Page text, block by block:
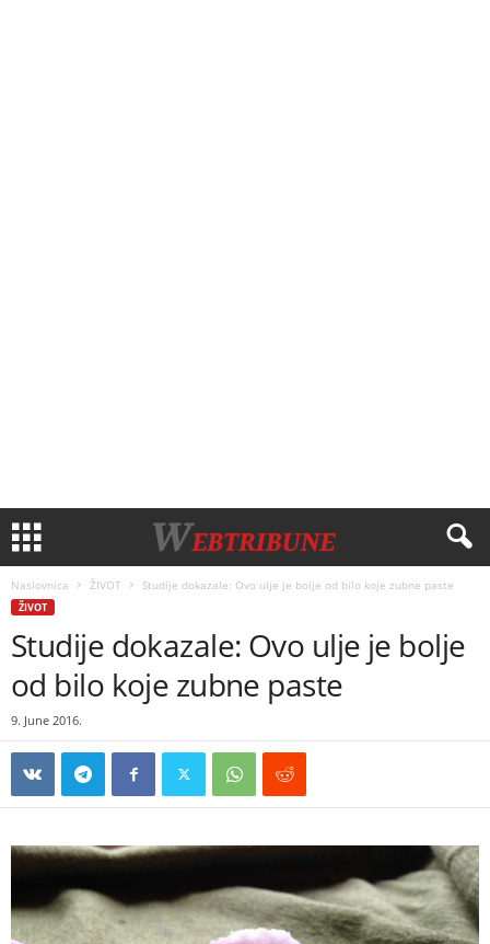
Naslovnica ŽIVOT Studije dokazale: Ovo ulje je bolje od bilo koje zubne paste
ŽIVOT
Studije dokazale: Ovo ulje je bolje
od bilo koje zubne paste
9. June 2016.